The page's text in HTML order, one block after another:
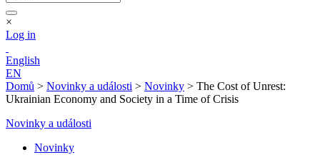
×
Log in
English
EN
Domů > Novinky a události > Novinky > The Cost of Unrest:
Ukrainian Economy and Society in a Time of Crisis
Novinky a události
Novinky